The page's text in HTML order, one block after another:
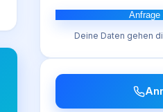
Anfrage
Deine Daten gehen